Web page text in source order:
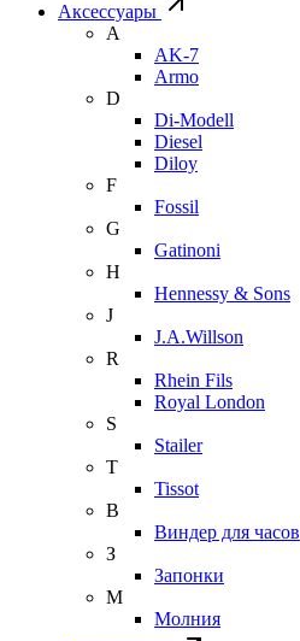
Аксессуары
A
AK-7
Armo
D
Di-Modell
Diesel
Diloy
F
Fossil
G
Gatinoni
H
Hennessy & Sons
J
J.A.Willson
R
Rhein Fils
Royal London
S
Stailer
T
Tissot
В
Виндер для часов
З
Запонки
М
Молния